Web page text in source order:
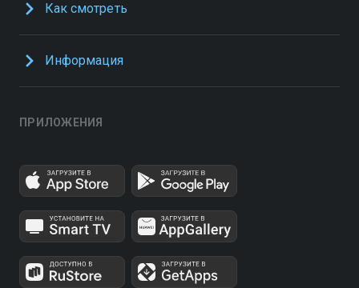
Как смотреть
Информация
ПРИЛОЖЕНИЯ